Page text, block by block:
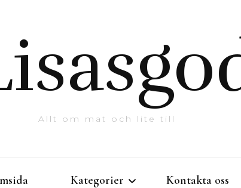
Allt om mat och lite till
Kategorier Kontakta oss